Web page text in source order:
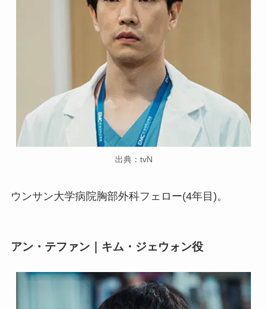
出典：tvN
ウンサン大学病院胸部外科フェロー(4年目)。
アン・テファン｜キム・ジェウォン役